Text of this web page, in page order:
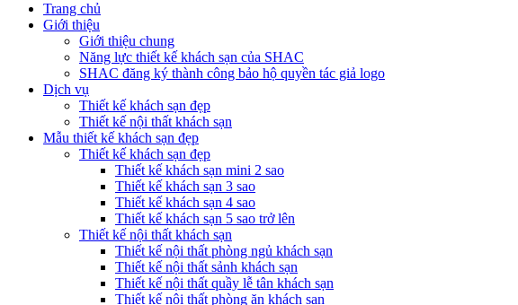
Trang chủ
Giới thiệu
Giới thiệu chung
Năng lực thiết kế khách sạn của SHAC
SHAC đăng ký thành công bảo hộ quyền tác giả logo
Dịch vụ
Thiết kế khách sạn đẹp
Thiết kế nội thất khách sạn
Mẫu thiết kế khách sạn đẹp
Thiết kế khách sạn đẹp
Thiết kế khách sạn mini 2 sao
Thiết kế khách sạn 3 sao
Thiết kế khách sạn 4 sao
Thiết kế khách sạn 5 sao trở lên
Thiết kế nội thất khách sạn
Thiết kế nội thất phòng ngủ khách sạn
Thiết kế nội thất sảnh khách sạn
Thiết kế nội thất quầy lễ tân khách sạn
Thiết kế nội thất phòng ăn khách sạn